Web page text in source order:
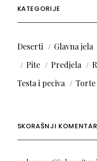
KATEGORIJE
Deserti Glavna jela
Pite
Predjela
Testa i peciva
Torte
SKORAŠNJI